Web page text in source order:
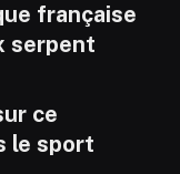
française
serpent
ce
le sport